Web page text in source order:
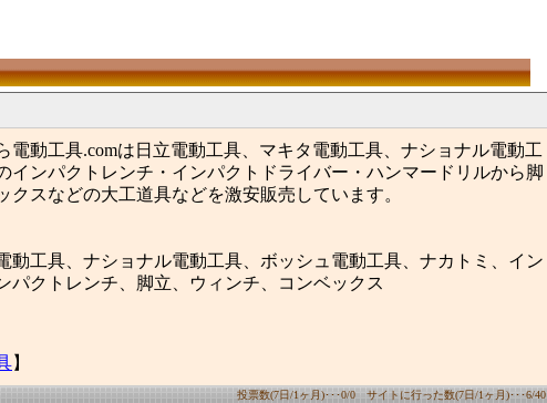
電動工具.comは日立電動工具、マキタ電動工具、ナショナル電動工
インパクトレンチ・インパクトドライバー・ハンマードリルから脚
クスなどの大工道具などを激安販売しています。
動工具、ナショナル電動工具、ボッシュ電動工具、ナカトミ、イン
パクトレンチ、脚立、ウィンチ、コンベックス
】
投票数(7日/1ヶ月)･･･0/0 サイトに行った数(7日/1ヶ月)･･･6/40